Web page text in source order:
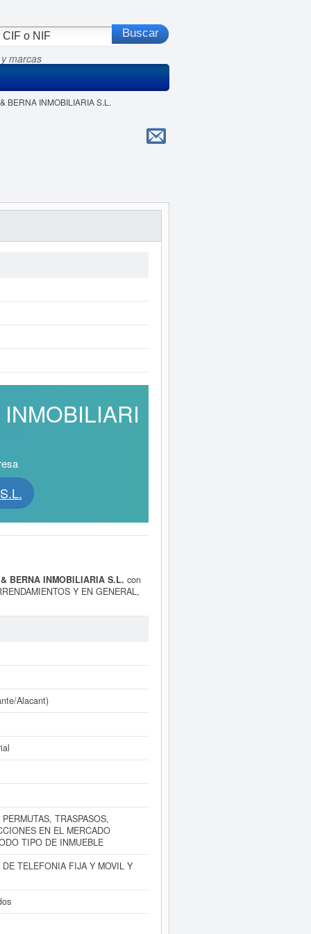
marcas
BERNA INMOBILIARIA S.L.
BERNA INMOBILIARIA S.L. con
Y EN GENERAL,
La empresaSOLER & BERNA
y cuentas de resultados
Alacant)
TRASPASOS,
EN EL MERCADO
TIPO DE INMUEBLE
TELEFONIA FIJA Y MOVIL Y